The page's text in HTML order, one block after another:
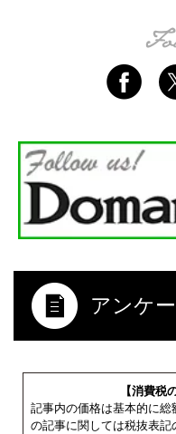
アンケ
【消費税
記事内の価格は基本的に
の記事に関しては税抜表記